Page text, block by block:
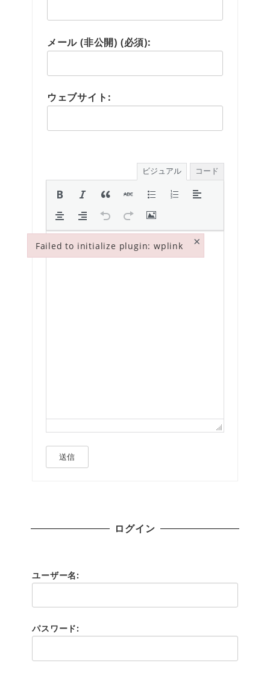
メール (非公開) (必須):
ウェブサイト:
ビジュアル コード
送信
ログイン
ユーザー名:
パスワード:
Failed to initialize plugin: wplink ×
Failed to initialize plugin: wplink